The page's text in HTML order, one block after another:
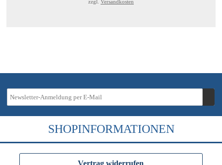
zzgl. Versandkosten
SHOPINFORMATIONEN
Vertrag widerrufen